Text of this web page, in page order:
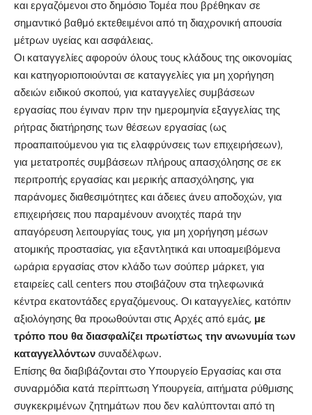
και εργαζόμενοι στο δημόσιο Τομέα που βρέθηκαν σε
σημαντικό βαθμό εκτεθειμένοι από τη διαχρονική απουσία
μέτρων υγείας και ασφάλειας.
Οι καταγγελίες αφορούν όλους τους κλάδους της οικονομίας
και κατηγοριοποιούνται σε καταγγελίες για μη χορήγηση
αδειών ειδικού σκοπού, για καταγγελίες συμβάσεων
εργασίας που έγιναν πριν την ημερομηνία εξαγγελίας της
ρήτρας διατήρησης των θέσεων εργασίας (ως
προαπαιτούμενου για τις ελαφρύνσεις των επιχειρήσεων),
για μετατροπές συμβάσεων πλήρους απασχόλησης σε εκ
περιτροπής εργασίας και μερικής απασχόλησης, για
παράνομες διαθεσιμότητες και άδειες άνευ αποδοχών, για
επιχειρήσεις που παραμένουν ανοιχτές παρά την
απαγόρευση λειτουργίας τους, για μη χορήγηση μέσων
ατομικής προστασίας, για εξαντλητικά και υποαμειβόμενα
ωράρια εργασίας στον κλάδο των σούπερ μάρκετ, για
εταιρείες call centers που στοιβάζουν στα τηλεφωνικά
κέντρα εκατοντάδες εργαζόμενους. Οι καταγγελίες, κατόπιν
αξιολόγησης θα προωθούνται στις Αρχές από εμάς, με
τρόπο που θα διασφαλίζει πρωτίστως την ανωνυμία των
καταγγελλόντων συναδέλφων.
Επίσης θα διαβιβάζονται στο Υπουργείο Εργασίας και στα
συναρμόδια κατά περίπτωση Υπουργεία, αιτήματα ρύθμισης
συγκεκριμένων ζητημάτων που δεν καλύπτονται από τη